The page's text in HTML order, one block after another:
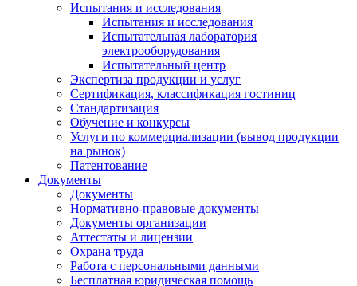
Испытания и исследования
Испытания и исследования
Испытательная лаборатория
электрооборудования
Испытательный центр
Экспертиза продукции и услуг
Сертификация, классификация гостиниц
Стандартизация
Обучение и конкурсы
Услуги по коммерциализации (вывод продукции
на рынок)
Патентование
Документы
Документы
Нормативно-правовые документы
Документы организации
Аттестаты и лицензии
Охрана труда
Работа с персональными данными
Бесплатная юридическая помощь